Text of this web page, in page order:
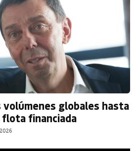
volúmenes globales hasta
flota financiada